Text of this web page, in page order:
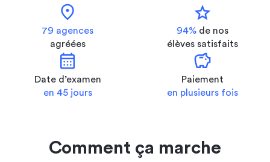
location_on
79 agences
agréées
star
94% de nos
élèves satisfaits
calendar_month
Date d’examen
en 45 jours
savings
Paiement
en plusieurs fois
Comment ça marche